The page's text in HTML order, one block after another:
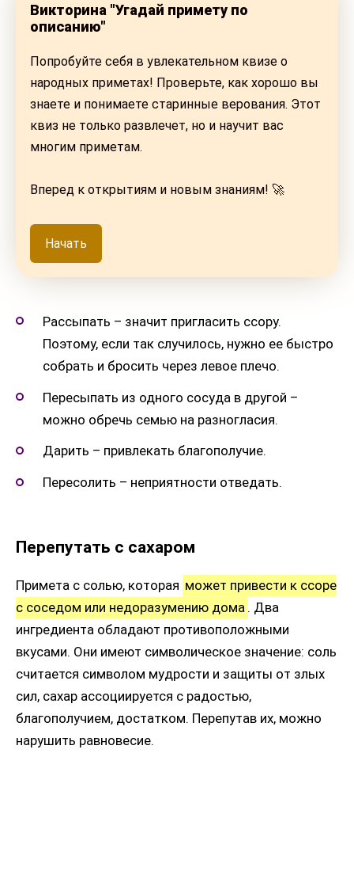
Викторина "Угадай примету по
описанию"
Попробуйте себя в увлекательном квизе о
народных приметах! Проверьте, как хорошо вы
знаете и понимаете старинные верования. Этот
квиз не только развлечет, но и научит вас
многим приметам.
Вперед к открытиям и новым знаниям! 🚀
Начать
Рассыпать – значит пригласить ссору.
Поэтому, если так случилось, нужно ее быстро
собрать и бросить через левое плечо.
Пересыпать из одного сосуда в другой –
можно обречь семью на разногласия.
Дарить – привлекать благополучие.
Пересолить – неприятности отведать.
Перепутать с сахаром
Примета с солью, которая может привести к ссоре
с соседом или недоразумению дома . Два
ингредиента обладают противоположными
вкусами. Они имеют символическое значение: соль
считается символом мудрости и защиты от злых
сил, сахар ассоциируется с радостью,
благополучием, достатком. Перепутав их, можно
нарушить равновесие.